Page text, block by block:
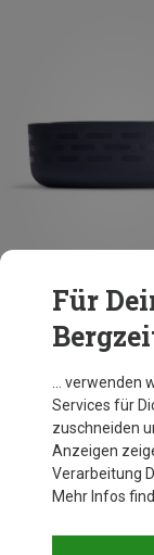
Hydro Flask
Small Lightweight
ONE SIZE
Für
… verwenden
Services für
zuschneiden
Anzeigen
Verarbeitung
Mehr Infos